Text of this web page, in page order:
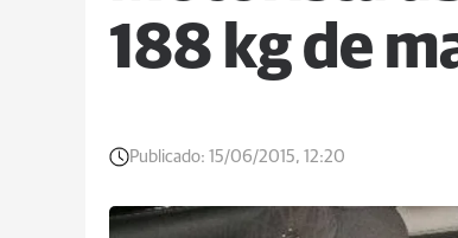
188 kg de
Publicado: 15/06/2015, 12:20